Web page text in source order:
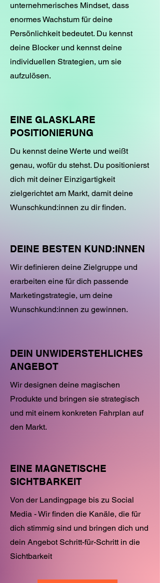
unternehmerisches Mindset, dass
enormes Wachstum für deine
Persönlichkeit bedeutet. Du kennst
deine Blocker und kennst deine
individuellen Strategien, um sie
aufzulösen.
EINE GLASKLARE
POSITIONIERUNG
Du kennst deine Werte und weißt
genau, wofür du stehst. Du positionierst
dich mit deiner Einzigartigkeit
zielgerichtet am Markt, damit deine
Wunschkund:innen zu dir finden.
DEINE BESTEN KUND:INNEN
Wir definieren deine Zielgruppe und
erarbeiten eine für dich passende
Marketingstrategie, um deine
Wunschkund:innen zu gewinnen.
DEIN UNWIDERSTEHLICHES
ANGEBOT
Wir designen deine magischen
Produkte und bringen sie strategisch
und mit einem konkreten Fahrplan auf
den Markt.
EINE MAGNETISCHE
SICHTBARKEIT
Von der Landingpage bis zu Social
Media - Wir finden die Kanäle, die für
dich stimmig sind und bringen dich und
dein Angebot Schritt-für-Schritt in die
Sichtbarkeit